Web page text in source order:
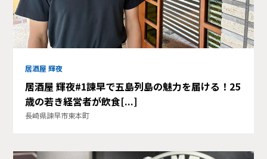
居酒屋 輝夜
居酒屋 輝夜#1諫早で五島列島の魅力を届ける！25
歳の若き経営者が飲食[...]
長崎県諫早市東本町